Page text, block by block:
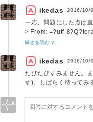
ikedas 2016/10/
一応、問題にした点は
> From: =?utf-
<info@teratail.com
<info@teratail.com>
> To: =?utf-
(やっぱり折り返しして
は関係ないかと)。
続きを読む ∨
ikedas 2016/10/
たびたびすみません。
す)。しばらく待ってみ